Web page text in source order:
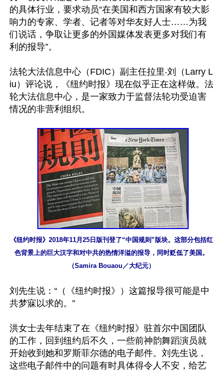
的具体行业，要求动员“在美国和西方国家有较大影
响力的专家、学者、记者等对华友好人士……为我
们说话，争取让更多的外国媒体发表更多对我们有
利的报导”。
法轮大法信息中心（FDIC）副主任拉里‧刘（Larry L
iu）评论说，《纽约时报》现在似乎正在这样做。法
轮大法信息中心，是一家致力于监督法轮功受迫害
情况的非营利组织。
《纽约时报》2018年11月25日版刊登了“中国规则”版块。这部分包括红
色背景上的巨大汉字和对中共的热情洋溢的报导，同时贬低了美国。
（Samira Bouaou／大纪元）
刘先生说：“（《纽约时报》）这篇报导很可能是中
共梦寐以求的。”
洪女士去年结束了在《纽约时报》驻首尔中国团队
的工作，回到纽约后不久，一些前神韵舞蹈演员就
开始收到她和罗斯菲尔德的电子邮件。刘先生说，
这些电子邮件中的问题有时具体得令人不安，给艺